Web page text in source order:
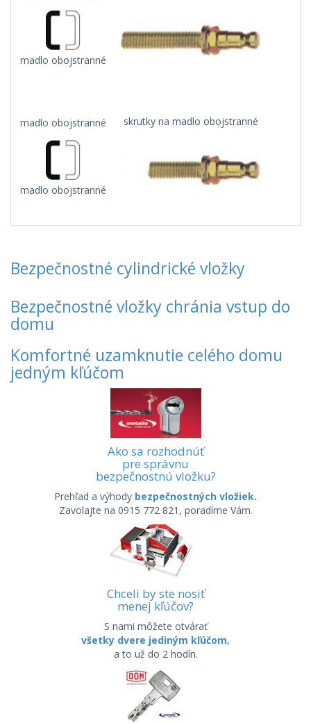
madlo obojstranné
madlo obojstranné
madlo obojstranné
skrutky na madlo obojstranné
Bezpečnostné cylindrické vložky
Bezpečnostné vložky chránia vstup do
domu
Komfortné uzamknutie celého domu
jedným kľúčom
Ako sa rozhodnúť
pre správnu
bezpečnostnú vložku?
Prehľad a výhody bezpečnostných vložiek.
Zavolajte na 0915 772 821, poradíme Vám.
Chceli by ste nosiť
menej kľúčov?
S nami môžete otvárať
všetky dvere jediným kľúčom,
a to už do 2 hodín.